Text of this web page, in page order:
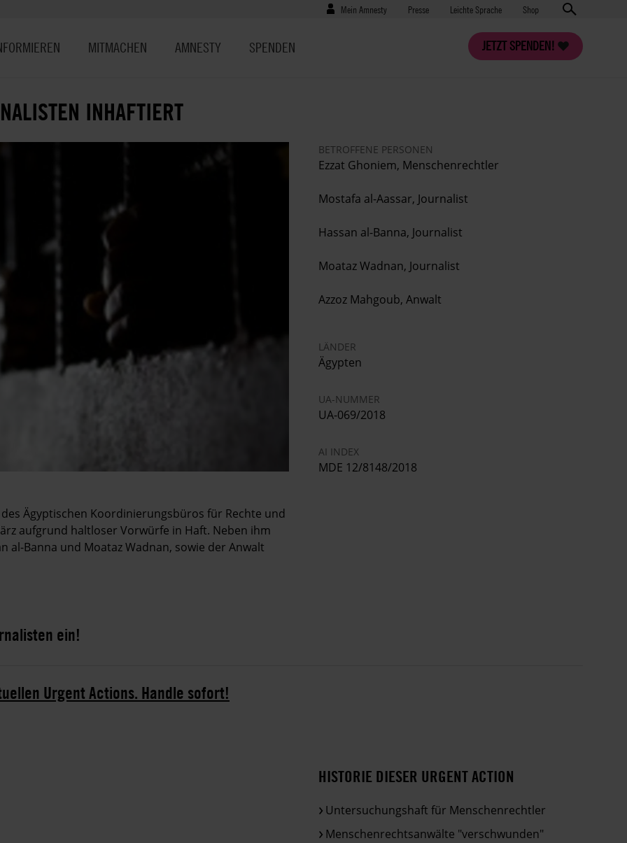
Benutzermenü
Mein Amnesty Presse
Presse Leichte Sprache Shop
JETZT SPENDEN!
MITMACHEN AMNESTY SPENDEN
INHAFTIERT
Ägyptischen Koordinierungsbüros für Rechte und
aufgrund haltloser Vorwürfe in Haft. Neben ihm
al-Banna und Moataz Wadnan, sowie der Anwalt
BETROFFENE PERSONEN
Ezzat Ghoniem, Menschenrechtler
Mostafa al-Aassar, Journalist
Hassan al-Banna, Journalist
Moataz Wadnan, Journalist
Azzoz Mahgoub, Anwalt
LÄNDER
Ägypten
UA-NUMMER
UA-069/2018
AI INDEX
MDE 12/8148/2018
ein!
Urgent Actions. Handle sofort!
HISTORIE DIESER URGENT ACTION
Untersuchungshaft für Menschenrechtler
Menschenrechtsanwälte "verschwunden"